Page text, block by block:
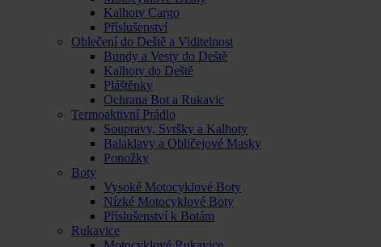
Kalhoty Cargo
Příslušenství
Oblečení do Deště a Viditelnost
Bundy a Vesty do Deště
Kalhoty do Deště
Pláštěnky
Ochrana Bot a Rukavic
Termoaktivní Prádlo
Soupravy, Svršky a Kalhoty
Balaklavy a Obličejové Masky
Ponožky
Boty
Vysoké Motocyklové Boty
Nízké Motocyklové Boty
Příslušenství k Botám
Rukavice